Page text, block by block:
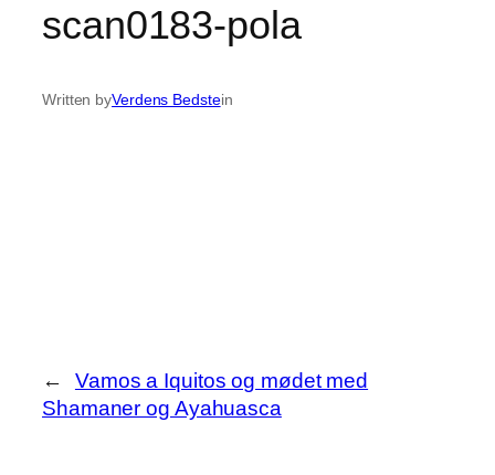
scan0183-pola
Written byVerdens Bedstein
←
Vamos a Iquitos og mødet med
Shamaner og Ayahuasca